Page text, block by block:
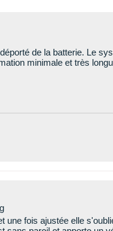
de la batterie. Le
minimale et très
une fois ajustée elle